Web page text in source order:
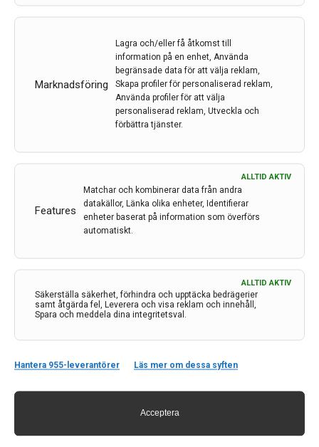
Marknadsföring
Lagra och/eller få åtkomst till
information på en enhet, Använda
begränsade data för att välja reklam,
Skapa profiler för personaliserad reklam,
Använda profiler för att välja
personaliserad reklam, Utveckla och
förbättra tjänster.
Features
ALLTID AKTIV
Matchar och kombinerar data från andra
datakällor, Länka olika enheter, Identifierar
enheter baserat på information som överförs
automatiskt.
Säkerställa säkerhet, förhindra och upptäcka bedrägerier
samt åtgärda fel, Leverera och visa reklam och innehåll,
Spara och meddela dina integritetsval.
ALLTID AKTIV
Hantera 955-leverantörer Läs mer om dessa syften
Acceptera
signalöverföring mellan nervcellerna i hjärnan.
Kontakt
Neurologi i Sverige
113 68 Stockholm
Länkar